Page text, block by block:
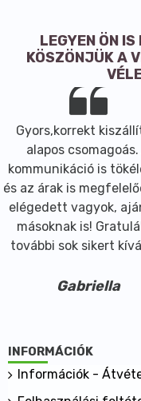
LEGYEN ÖN
KÖSZÖNJÜK A
Gyors,korrekt
alapos csomagoás.
kommunikáció is
és az árak is
elégedett vagyok,
másoknak is!
további sok sikert
Gabriella
INFORMÁCIÓK
Információk -